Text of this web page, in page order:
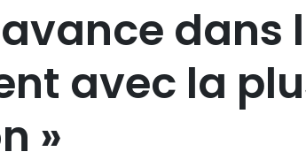
dans
avec la
»